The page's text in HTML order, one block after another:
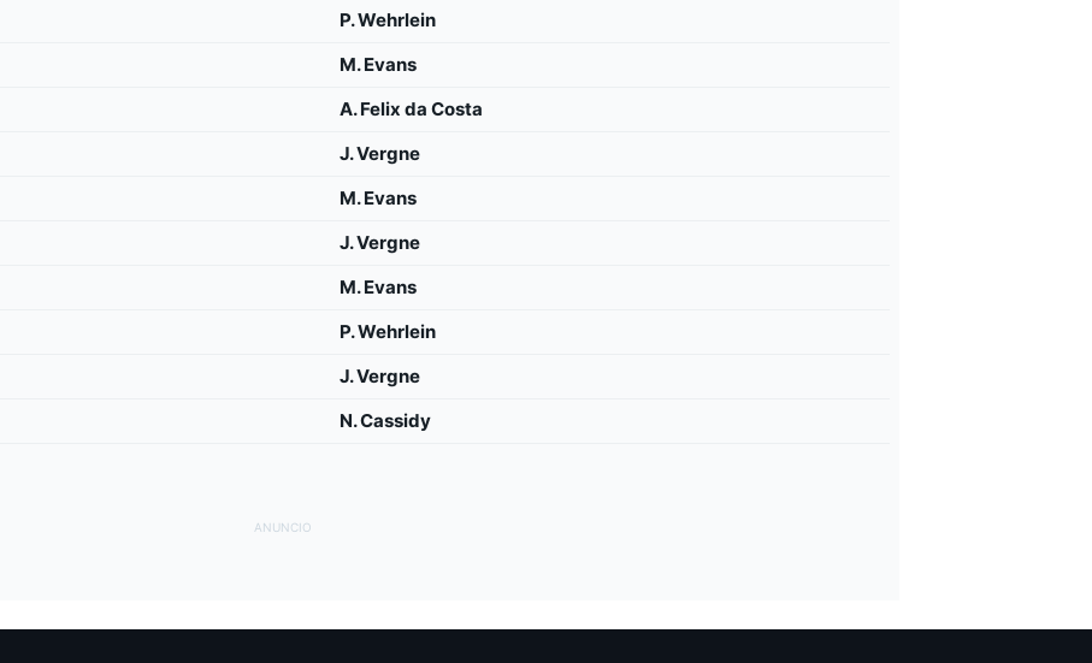
P. Wehrlein
M. Evans
A. Felix da Costa
J. Vergne
M. Evans
J. Vergne
M. Evans
P. Wehrlein
J. Vergne
N. Cassidy